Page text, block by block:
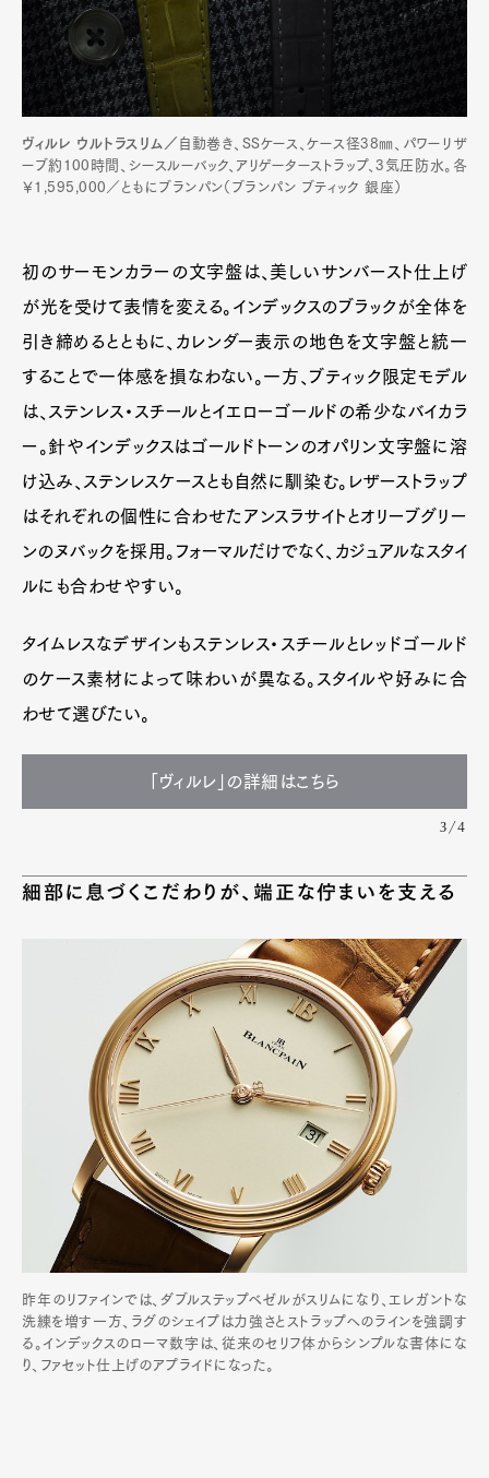
ヴィルレ ウルトラスリム／ 自動巻き、SSケース、ケース径38㎜、パワーリザ
ーブ約100時間、シースルーバック、アリゲーターストラップ、3気圧防水。各
￥1,595,000／ともにブランパン（ブランパン ブティック 銀座）
初のサーモンカラーの文字盤は、美しいサンバースト仕上げ
が光を受けて表情を変える。インデックスのブラックが全体を
引き締めるとともに、カレンダー表示の地色を文字盤と統一
することで一体感を損なわない。一方、ブティック限定モデル
は、ステンレス・スチールとイエローゴールドの希少なバイカラ
ー。針やインデックスはゴールドトーンのオパリン文字盤に溶
け込み、ステンレスケースとも自然に馴染む。レザーストラップ
はそれぞれの個性に合わせたアンスラサイトとオリーブグリー
ンのヌバックを採用。フォーマルだけでなく、カジュアルなスタイ
ルにも合わせやすい。
タイムレスなデザインもステンレス・スチールとレッドゴールド
のケース素材によって味わいが異なる。スタイルや好みに合
わせて選びたい。
「ヴィルレ」の詳細はこちら
3/4
細部に息づくこだわりが、端正な佇まいを支える
昨年のリファインでは、ダブルステップベゼルがスリムになり、エレガントな
洗練を増す一方、ラグのシェイプは力強さとストラップへのラインを強調す
る。インデックスのローマ数字は、従来のセリフ体からシンプルな書体にな
り、ファセット仕上げのアプライドになった。